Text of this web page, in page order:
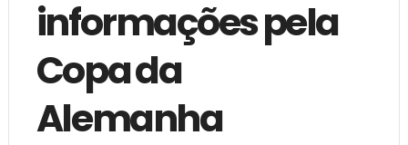
informações pela
Copa da
Alemanha